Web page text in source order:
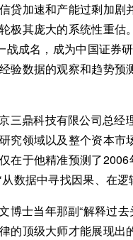
贷加速和产能过剩加
极其庞大的系统性重
战成名，成为中国证
验数据的观察和趋势
三鼎科技有限公司总
究领域以及整个资本
在于他精准预测了
数据中寻找因果、在
博士当年那副“解释过
的顶级大师才能展现出